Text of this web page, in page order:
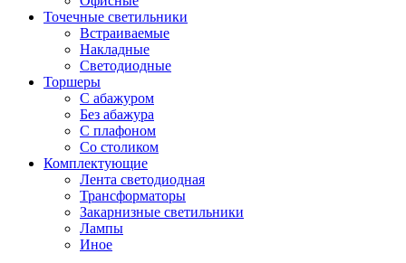
Точечные светильники
Встраиваемые
Накладные
Светодиодные
Торшеры
С абажуром
Без абажура
С плафоном
Со столиком
Комплектующие
Лента светодиодная
Трансформаторы
Закарнизные светильники
Лампы
Иное